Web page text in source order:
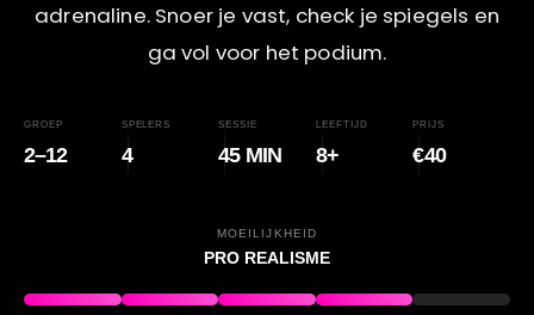
adrenaline. Snoer je vast, check je spiegels en
ga vol voor het podium.
GROEP
2–12
SPELERS
4
SESSIE
45 MIN
LEEFTIJD
8+
PRIJS
€40
MOEILIJKHEID
PRO REALISME